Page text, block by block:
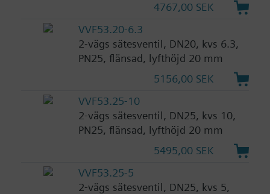
4767,00 SEK
VVF53.20-6.3
2-vägs sätesventil, DN20, kvs 6.3,
PN25, flänsad, lyfthöjd 20 mm
5156,00 SEK
VVF53.25-10
2-vägs sätesventil, DN25, kvs 10,
PN25, flänsad, lyfthöjd 20 mm
5495,00 SEK
VVF53.25-5
2-vägs sätesventil, DN25, kvs 5,